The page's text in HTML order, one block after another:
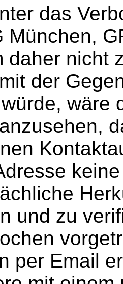
das
München,
daher nicht
der
wäre
und zu
per Email